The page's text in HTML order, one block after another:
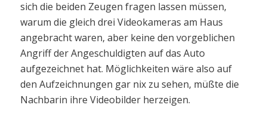
sich die beiden Zeugen fragen lassen müssen,
warum die gleich drei Videokameras am Haus
angebracht waren, aber keine den vorgeblichen
Angriff der Angeschuldigten auf das Auto
aufgezeichnet hat. Möglichkeiten wäre also auf
den Aufzeichnungen gar nix zu sehen, müßte die
Nachbarin ihre Videobilder herzeigen.